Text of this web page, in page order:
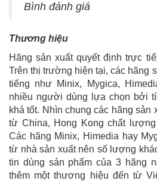
Bình đánh giá
Thương hiệu
Hãng sản xuất quyết định trực
Trên thị trường hiện tại, các hãng
tiếng như Minix, Mygica,
nhiều người dùng lựa chọn bởi
khá tốt. Nhìn chung các hãng sản
từ China, Hong Kong chất
Các hãng Minix, Himedia hay
từ nhà sản xuất nên số lượng
tin dùng sản phẩm của 3 hãng
thêm một thương hiệu đến từ